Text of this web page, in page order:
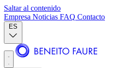
Saltar al contenido
Empresa Noticias FAQ Contacto
ES